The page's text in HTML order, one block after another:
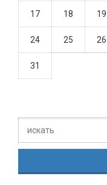
17 18 19
24 25 26
31